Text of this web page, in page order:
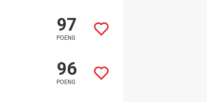
97
POENG
96
POENG